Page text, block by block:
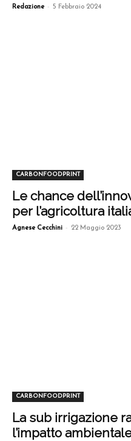
Redazione - 5 Febbraio 2024
CARBONFOODPRINT
Le chance
per l’agricoltura
Agnese Cecchini - 22 Maggio 2023
CARBONFOODPRINT
La sub irrigazione
l’impatto